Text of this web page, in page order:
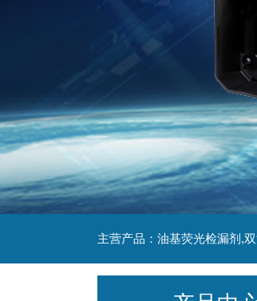
主营产品：油基荧光检漏剂,